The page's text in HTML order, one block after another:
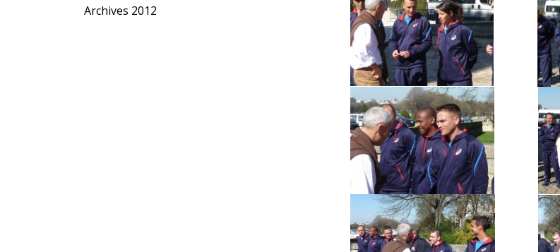
Archives 2012